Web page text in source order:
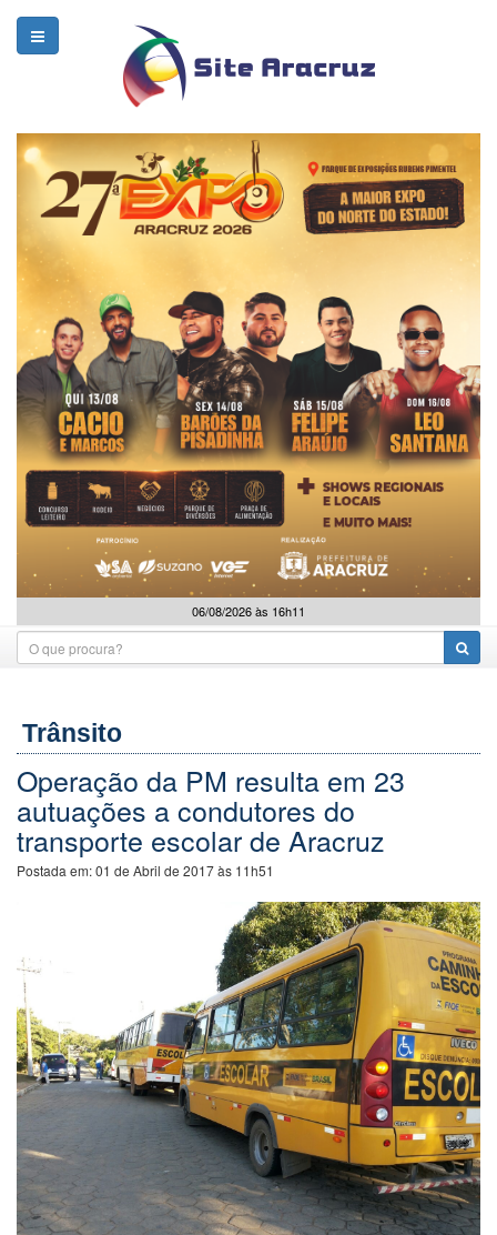
06/08/2026 às 16h11
Trânsito
Operação da PM resulta em 23
autuações a condutores do
transporte escolar de Aracruz
Postada em:01 de Abril de 2017 às 11h51